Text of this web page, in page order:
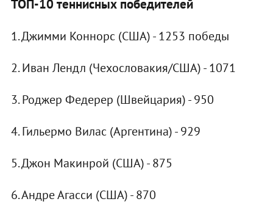
ТОП-10 теннисных победителей
1. Джимми Коннорс (США) - 1253 победы
2. Иван Лендл (Чехословакия/США) - 1071
3. Роджер Федерер (Швейцария) - 950
4. Гильермо Вилас (Аргентина) - 929
5. Джон Макинрой (США) - 875
6. Андре Агасси (США) - 870